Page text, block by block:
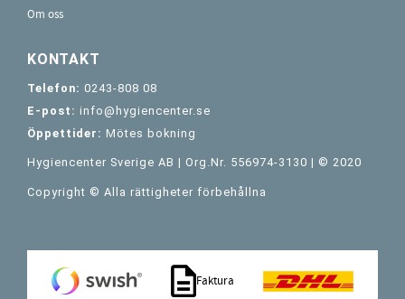
Om oss
KONTAKT
Telefon: 0243-808 08
E-post: info@hygiencenter.se
Öppettider: Mötes bokning
Hygiencenter Sverige AB | Org.Nr. 556974-3130 | © 2020
Copyright © Alla rättigheter förbehållna
Faktura